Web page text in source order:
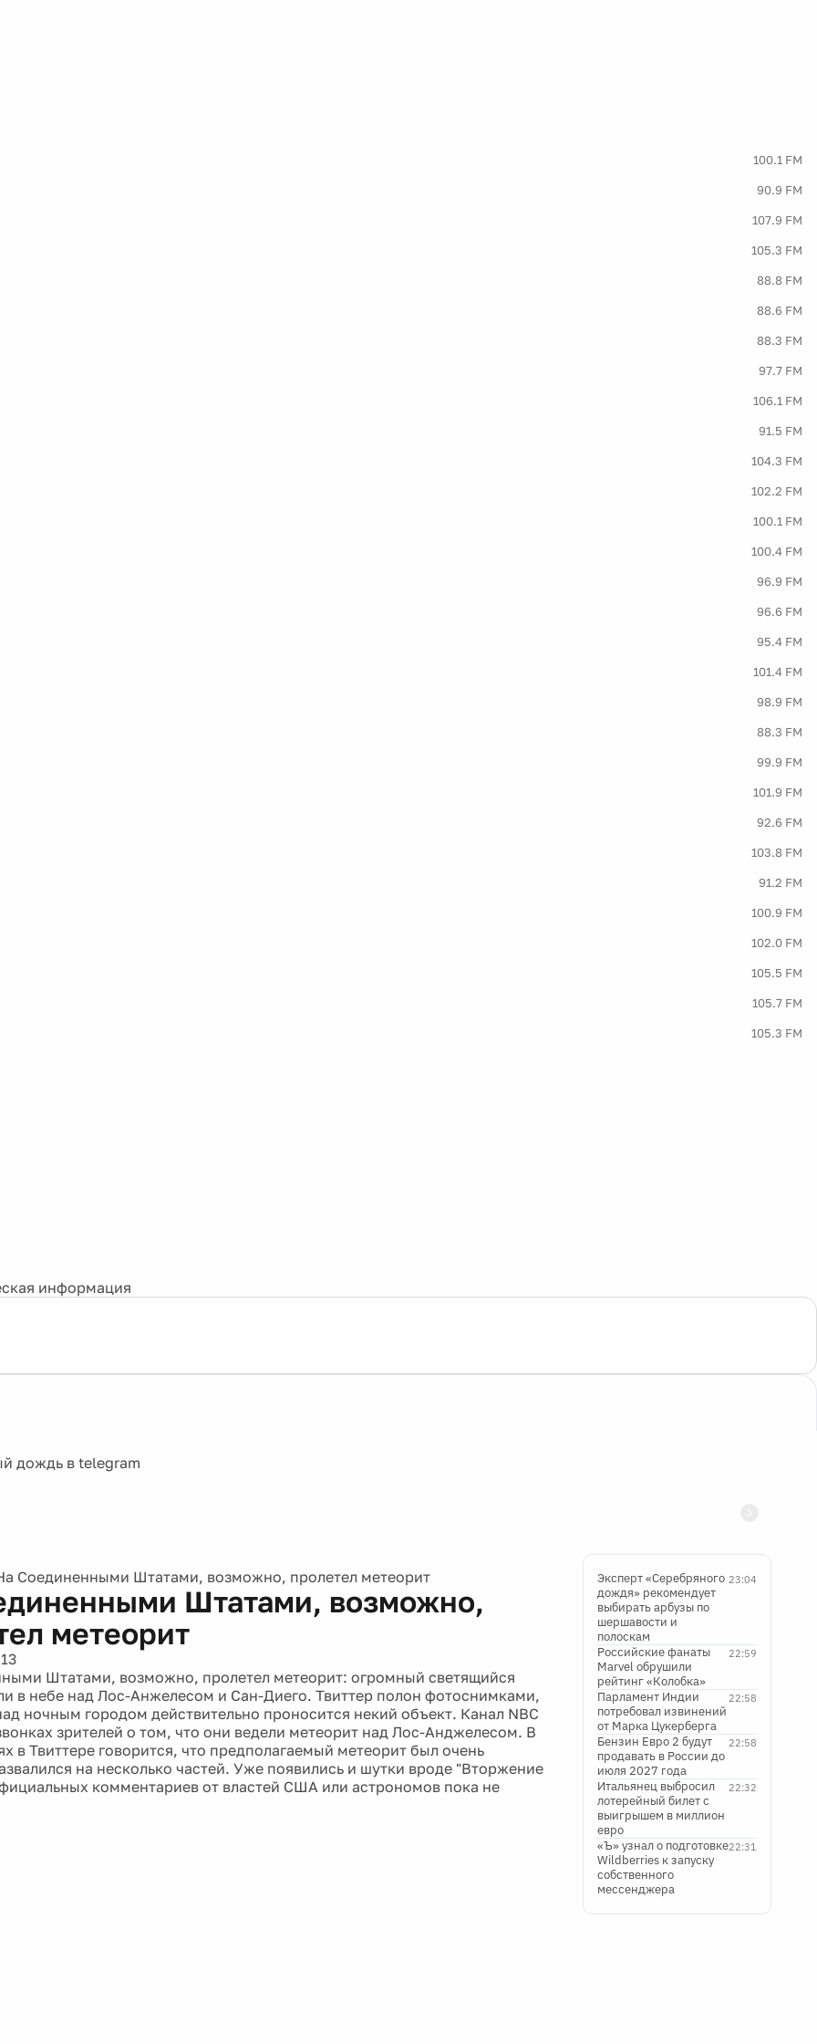
100.1 FM
90.9 FM
107.9 FM
105.3 FM
88.8 FM
88.6 FM
88.3 FM
97.7 FM
106.1 FM
91.5 FM
104.3 FM
102.2 FM
100.1 FM
100.4 FM
96.9 FM
96.6 FM
95.4 FM
101.4 FM
98.9 FM
88.3 FM
99.9 FM
101.9 FM
92.6 FM
103.8 FM
91.2 FM
100.9 FM
102.0 FM
105.5 FM
105.7 FM
105.3 FM
информация
Соединенными Штатами, возможно, пролетел метеорит
Штатами, возможно,
метеорит
Штатами, возможно, пролетел метеорит: огромный светящийся
в небе над Лос-Анжелесом и Сан-Диего. Твиттер полон фотоснимками,
ночным городом действительно проносится некий объект. Канал NBC
зрителей о том, что они ведели метеорит над Лос-Анджелесом. В
в Твиттере говорится, что предполагаемый метеорит был очень
на несколько частей. Уже появились и шутки вроде "Вторжение
комментариев от властей США или астрономов пока не
23:04
Эксперт «Серебряного
дождя» рекомендует
выбирать арбузы по
шершавости и
полоскам
22:59
Российские фанаты
Marvel обрушили
рейтинг «Колобка»
22:58
Парламент Индии
потребовал извинений
от Марка Цукерберга
22:58
Бензин Евро 2 будут
продавать в России до
июля 2027 года
22:32
Итальянец выбросил
лотерейный билет с
выигрышем в миллион
евро
22:31
«Ъ» узнал о подготовке
Wildberries к запуску
собственного
мессенджера